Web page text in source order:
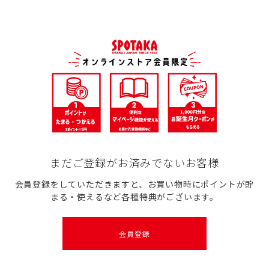
まだご登録がお済みでないお客様
会員登録をしていただきますと、お買い物時にポイントが貯
まる・使えるなど各種特典がございます。
会員登録